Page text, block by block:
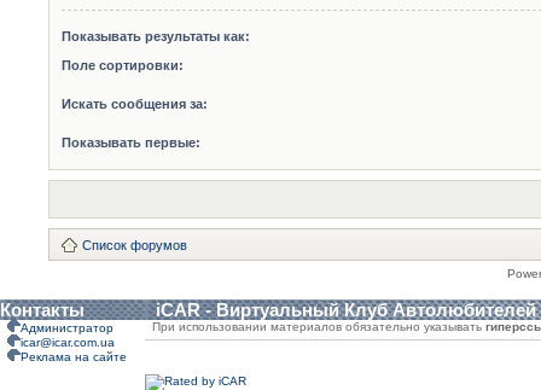
Показывать результаты как:
Поле сортировки:
Искать сообщения за:
Показывать первые:
Список форумов
Контакты iCAR - Виртуальный Клуб Автолюбителей
Администратор
icar@icar.com.ua
Реклама на сайте
При использовании материалов обязательно указывать